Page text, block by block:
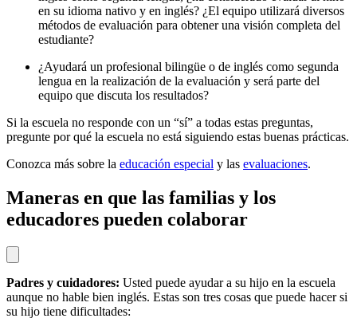
en su idioma nativo y en inglés? ¿El equipo utilizará diversos
métodos de evaluación para obtener una visión completa del
estudiante?
¿Ayudará un profesional bilingüe o de inglés como segunda
lengua en la realización de la evaluación y será parte del
equipo que discuta los resultados?
Si la escuela no responde con un “sí” a todas estas preguntas,
pregunte por qué la escuela no está siguiendo estas buenas prácticas.
Conozca más sobre la educación especial y las evaluaciones.
Maneras en que las familias y los
educadores pueden colaborar
Padres y cuidadores: Usted puede ayudar a su hijo en la escuela
aunque no hable bien inglés. Estas son tres cosas que puede hacer si
su hijo tiene dificultades: